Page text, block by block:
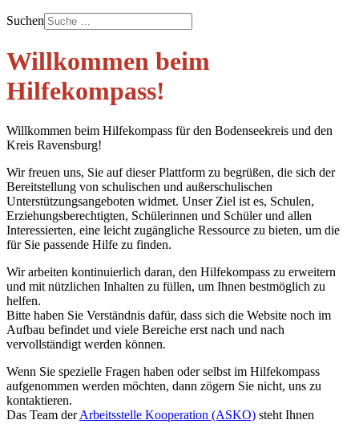
Suchen
Willkommen beim
Hilfekompass!
Willkommen beim Hilfekompass für den Bodenseekreis und den
Kreis Ravensburg!
Wir freuen uns, Sie auf dieser Plattform zu begrüßen, die sich der
Bereitstellung von schulischen und außerschulischen
Unterstützungsangeboten widmet. Unser Ziel ist es, Schulen,
Erziehungsberechtigten, Schülerinnen und Schüler und allen
Interessierten, eine leicht zugängliche Ressource zu bieten, um die
für Sie passende Hilfe zu finden.
Wir arbeiten kontinuierlich daran, den Hilfekompass zu erweitern
und mit nützlichen Inhalten zu füllen, um Ihnen bestmöglich zu
helfen.
Bitte haben Sie Verständnis dafür, dass sich die Website noch im
Aufbau befindet und viele Bereiche erst nach und nach
vervollständigt werden können.
Wenn Sie spezielle Fragen haben oder selbst im Hilfekompass
aufgenommen werden möchten, dann zögern Sie nicht, uns zu
kontaktieren.
Das Team derArbeitsstelle Kooperation (ASKO) steht Ihnen